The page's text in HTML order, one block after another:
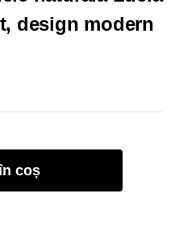
design modern
coș